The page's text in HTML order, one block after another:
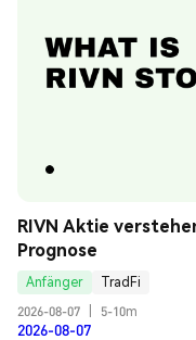
RIVN Aktie
Prognose
Anfänger
TradFi
2026-08-07
5-10m
2026-08-07